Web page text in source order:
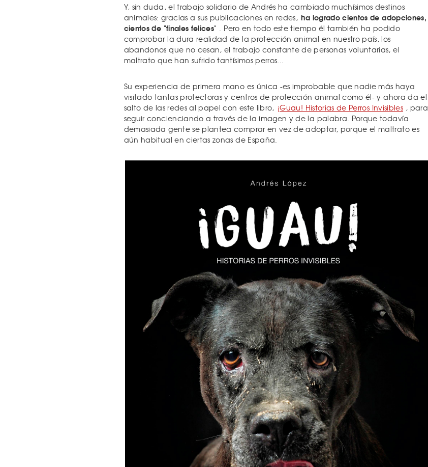
Y, sin duda, el trabajo solidario de Andrés ha cambiado muchísimos destinos
animales: gracias a sus publicaciones en redes, ha logrado cientos de adopciones,
cientos de "finales felices" . Pero en todo este tiempo él también ha podido
comprobar la dura realidad de la protección animal en nuestro país, los
abandonos que no cesan, el trabajo constante de personas voluntarias, el
maltrato que han sufrido tantísimos perros...
Su experiencia de primera mano es única -es improbable que nadie más haya
visitado tantas protectoras y centros de protección animal como él- y ahora da el
salto de las redes al papel con este libro, ¡Guau! Historias de Perros Invisibles , para
seguir concienciando a través de la imagen y de la palabra. Porque todavía
demasiada gente se plantea comprar en vez de adoptar, porque el maltrato es
aún habitual en ciertas zonas de España.